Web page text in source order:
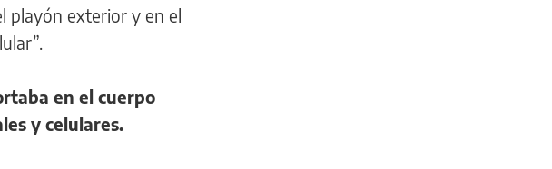
playón exterior y en el
en el cuerpo
y celulares.